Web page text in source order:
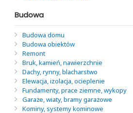
Budowa
Budowa domu
Budowa obiektów
Remont
Bruk, kamień, nawierzchnie
Dachy, rynny, blacharstwo
Elewacja, izolacja, ocieplenie
Fundamenty, prace ziemne, wykopy
Garaże, wiaty, bramy garażowe
Kominy, systemy kominowe